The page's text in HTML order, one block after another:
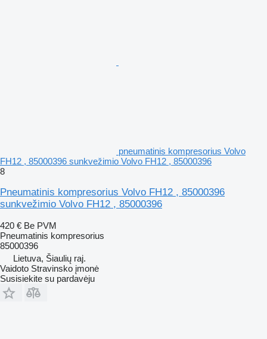
pneumatinis kompresorius Volvo
FH12 , 85000396 sunkvežimio Volvo FH12 , 85000396
8
Pneumatinis kompresorius Volvo FH12 , 85000396
sunkvežimio Volvo FH12 , 85000396
420 € Be PVM
Pneumatinis kompresorius
85000396
Lietuva, Šiaulių raj.
Vaidoto Stravinsko įmonė
Susisiekite su pardavėju